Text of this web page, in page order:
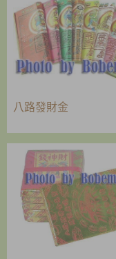
八路發財金